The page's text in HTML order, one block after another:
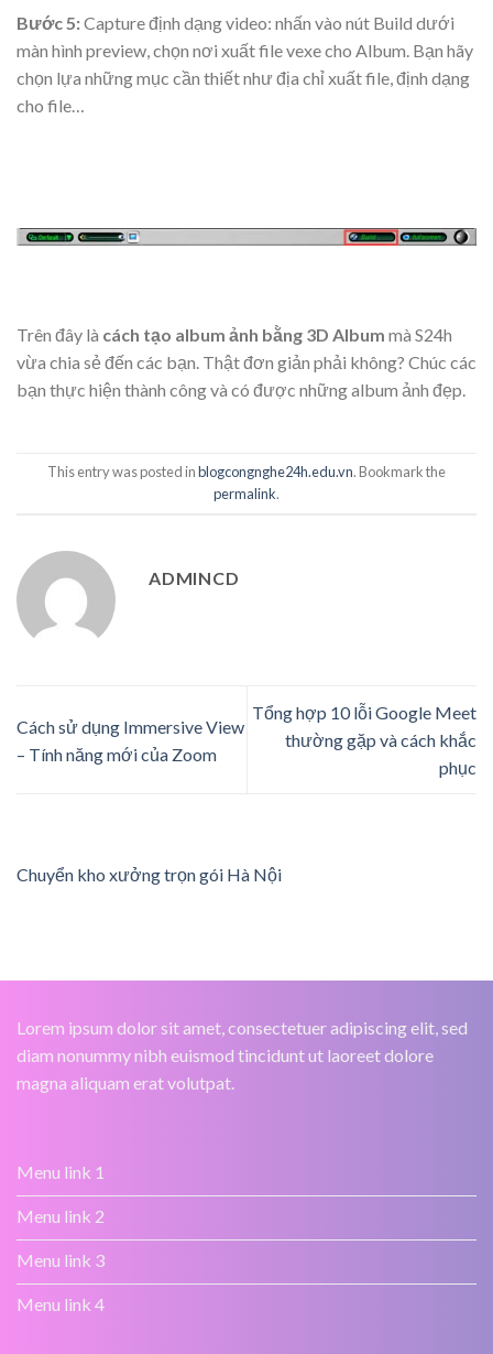
Bước 5:Capture định dạng video: nhấn vào nút Build dưới
màn hình preview, chọn nơi xuất file vexe cho Album. Bạn hãy
chọn lựa những mục cần thiết như địa chỉ xuất file, định dạng
cho file…
Trên đây là cách tạo album ảnh bằng 3D Album mà S24h
vừa chia sẻ đến các bạn. Thật đơn giản phải không? Chúc các
bạn thực hiện thành công và có được những album ảnh đẹp.
This entry was posted inblogcongnghe24h.edu.vn. Bookmark the
permalink.
ADMINCD
Cách sử dụng Immersive View
– Tính năng mới của Zoom
Tổng hợp 10 lỗi Google Meet
thường gặp và cách khắc
phục
Chuyển kho xưởng trọn gói Hà Nội
Lorem ipsum dolor sit amet, consectetuer adipiscing elit, sed
diam nonummy nibh euismod tincidunt ut laoreet dolore
magna aliquam erat volutpat.
Menu link 1
Menu link 2
Menu link 3
Menu link 4